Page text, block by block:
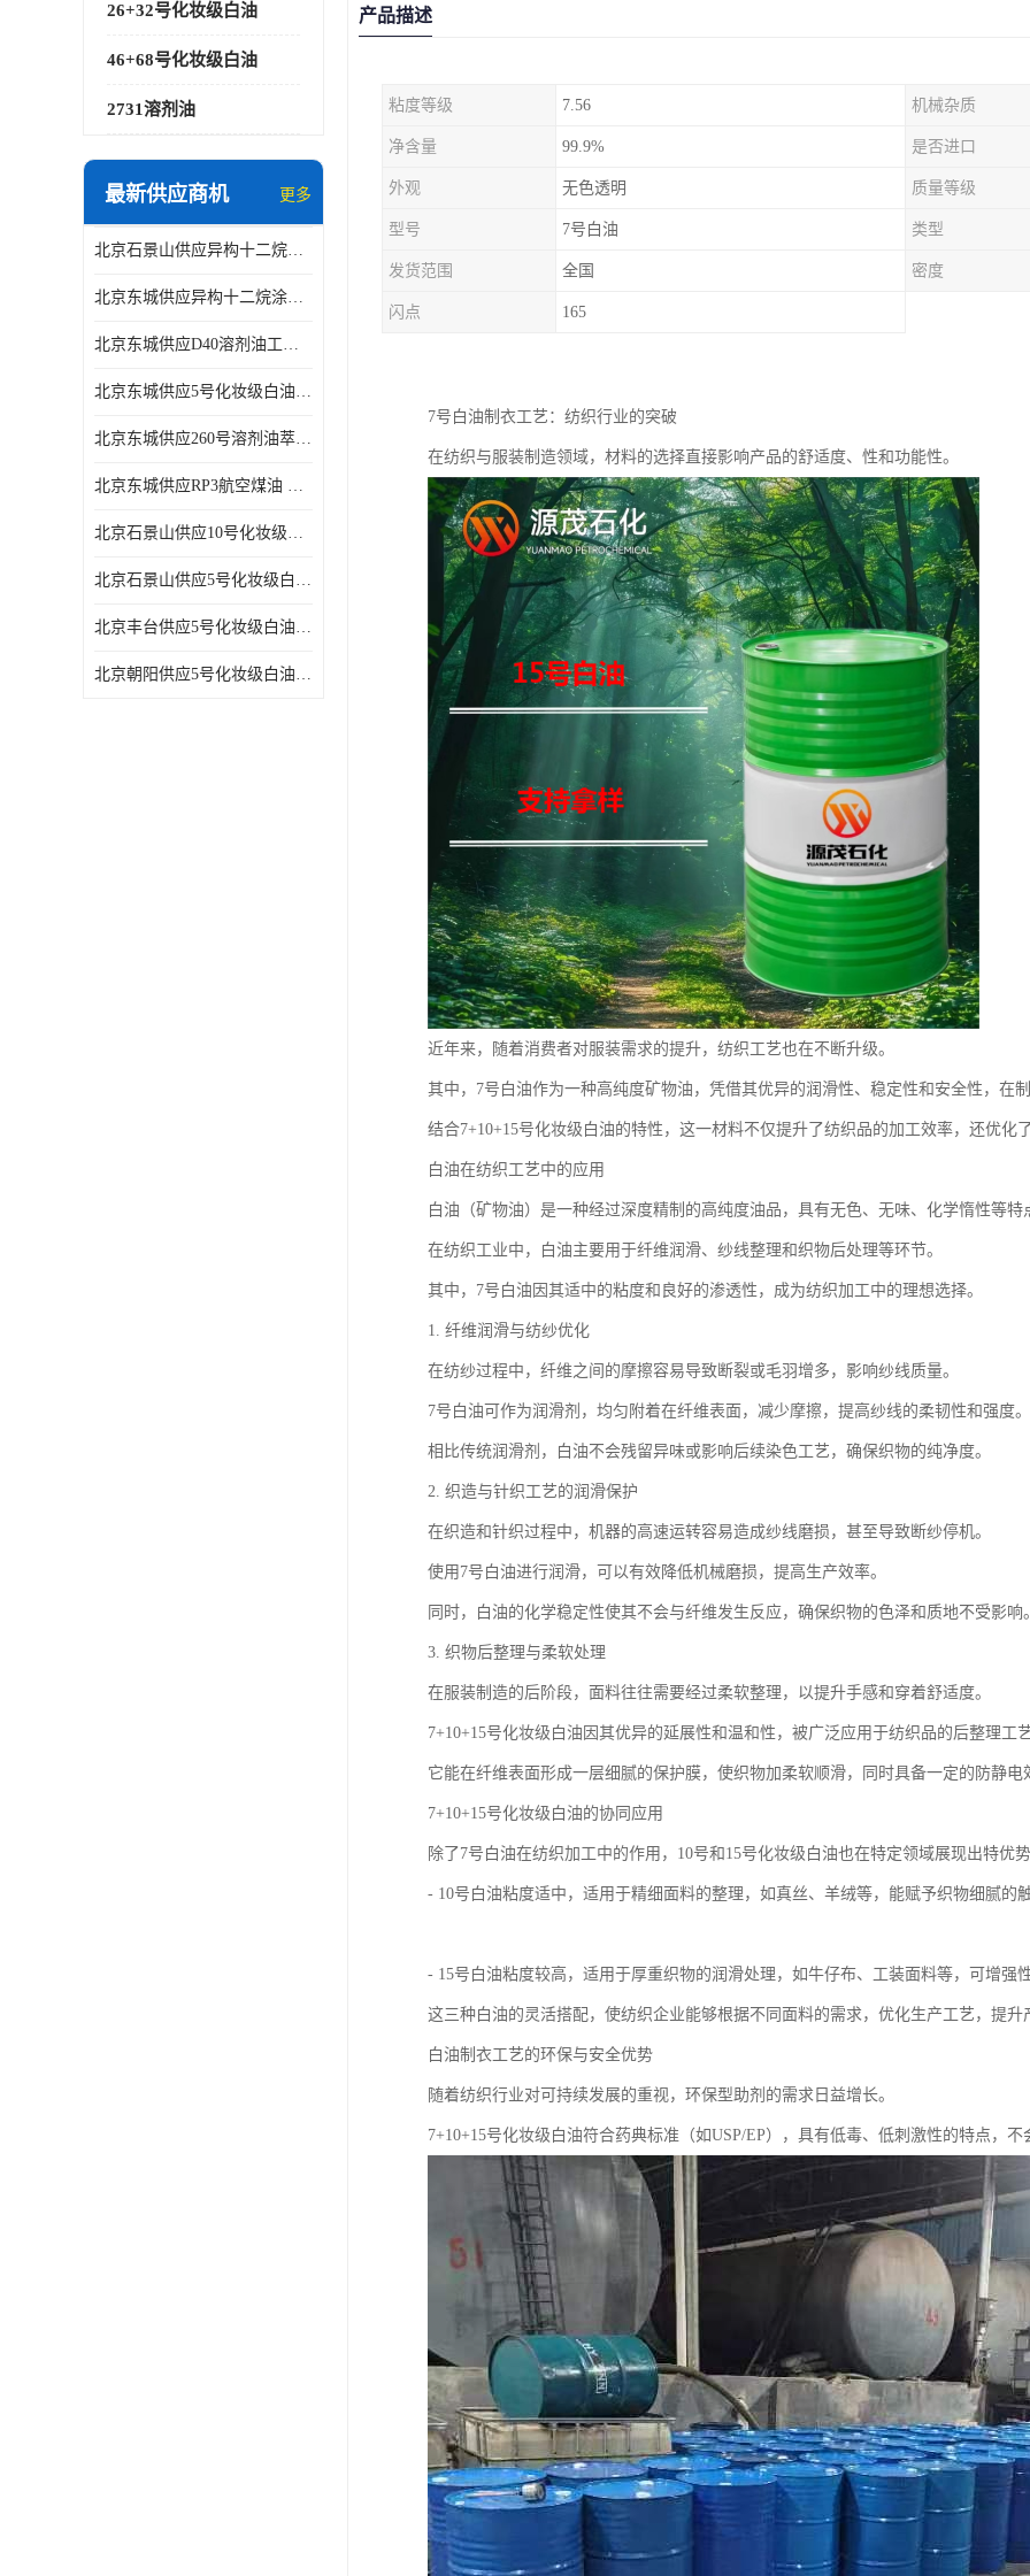
26+32号化妆级白油
46+68号化妆级白油
2731溶剂油
最新供应商机 更多
北京石景山供应异构十二烷香精助剂
北京东城供应异构十二烷涂料胶粘油墨稀释剂
北京东城供应D40溶剂油工业金属清洗
北京东城供应5号化妆级白油钻井液润滑剂
北京东城供应260号溶剂油萃取溶剂油金属萃取剂
北京东城供应RP3航空煤油 高含量国标工业级航空煤油燃料油 无色透明
北京石景山供应10号化妆级白油高精密机械润滑油
北京石景山供应5号化妆级白油缝纫机油 设备润滑油
北京丰台供应5号化妆级白油纤维与织物柔软光亮
北京朝阳供应5号化妆级白油纺织时的润滑剂
产品描述
粘度等级 7.56 机械杂质
净含量 99.9% 是否进口
外观 无色透明 质量等级
型号 7号白油 类型
发货范围 全国 密度
闪点 165
7号白油制衣工艺：纺织行业的突破
在纺织与服装制造领域，材料的选择直接影响产品的舒适度、性和功能性。
近年来，随着消费者对服装需求的提升，纺织工艺也在不断升级。
其中，7号白油作为一种高纯度矿物油，凭借其优异的润滑性、稳定性和安全性，在
结合7+10+15号化妆级白油的特性，这一材料不仅提升了纺织品的加工效率，还优化
白油在纺织工艺中的应用
白油（矿物油）是一种经过深度精制的高纯度油品，具有无色、无味、化学惰性等特
在纺织工业中，白油主要用于纤维润滑、纱线整理和织物后处理等环节。
其中，7号白油因其适中的粘度和良好的渗透性，成为纺织加工中的理想选择。
1. 纤维润滑与纺纱优化
在纺纱过程中，纤维之间的摩擦容易导致断裂或毛羽增多，影响纱线质量。
7号白油可作为润滑剂，均匀附着在纤维表面，减少摩擦，提高纱线的柔韧性和强度。
相比传统润滑剂，白油不会残留异味或影响后续染色工艺，确保织物的纯净度。
2. 织造与针织工艺的润滑保护
在织造和针织过程中，机器的高速运转容易造成纱线磨损，甚至导致断纱停机。
使用7号白油进行润滑，可以有效降低机械磨损，提高生产效率。
同时，白油的化学稳定性使其不会与纤维发生反应，确保织物的色泽和质地不受影响。
3. 织物后整理与柔软处理
在服装制造的后阶段，面料往往需要经过柔软整理，以提升手感和穿着舒适度。
7+10+15号化妆级白油因其优异的延展性和温和性，被广泛应用于纺织品的后整理工艺
它能在纤维表面形成一层细腻的保护膜，使织物加柔软顺滑，同时具备一定的防静电
7+10+15号化妆级白油的协同应用
除了7号白油在纺织加工中的作用，10号和15号化妆级白油也在特定领域展现出特优势
- 10号白油粘度适中，适用于精细面料的整理，如真丝、羊绒等，能赋予织物细腻的触
- 15号白油粘度较高，适用于厚重织物的润滑处理，如牛仔布、工装面料等，可增强
这三种白油的灵活搭配，使纺织企业能够根据不同面料的需求，优化生产工艺，提升
白油制衣工艺的环保与安全优势
随着纺织行业对可持续发展的重视，环保型助剂的需求日益增长。
7+10+15号化妆级白油符合药典标准（如USP/EP），具有低毒、低刺激性的特点，不